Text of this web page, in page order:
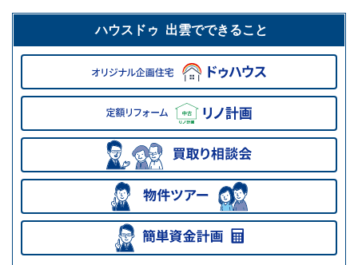
ハウスドゥ 出雲でできること